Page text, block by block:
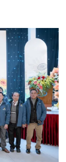
sản phẩm đã
tok Reviewer